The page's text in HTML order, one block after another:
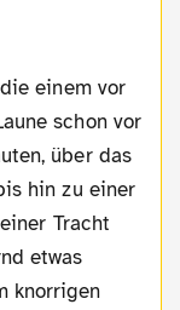
einem vor
schon vor
über das
hin zu einer
Tracht
etwas
knorrigen